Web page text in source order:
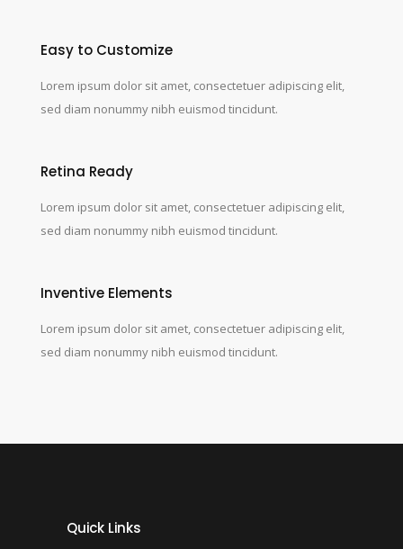
Easy to Customize
Lorem ipsum dolor sit amet, consectetuer adipiscing elit,
sed diam nonummy nibh euismod tincidunt.
Retina Ready
Lorem ipsum dolor sit amet, consectetuer adipiscing elit,
sed diam nonummy nibh euismod tincidunt.
Inventive Elements
Lorem ipsum dolor sit amet, consectetuer adipiscing elit,
sed diam nonummy nibh euismod tincidunt.
Quick Links